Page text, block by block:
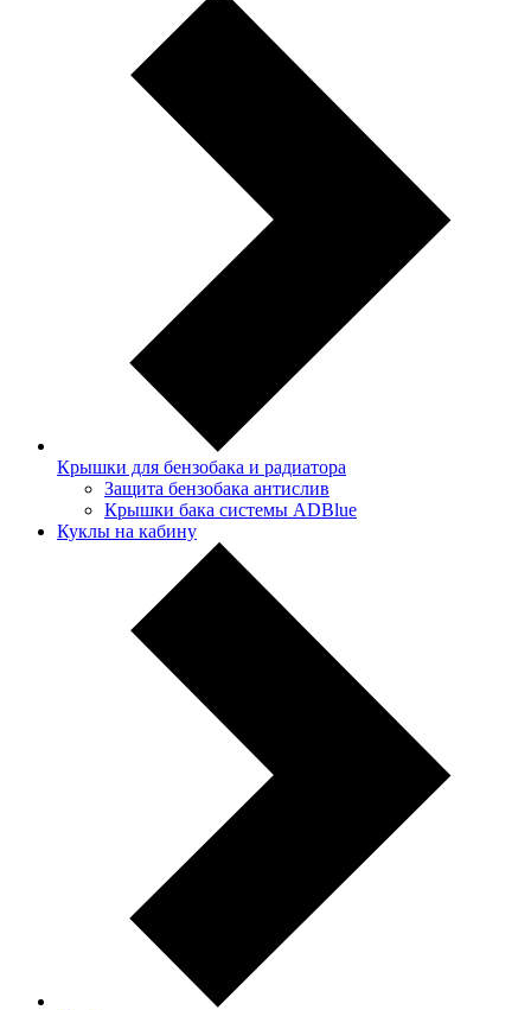
Крышки для бензобака и радиатора
Защита бензобака антислив
Крышки бака системы ADBlue
Куклы на кабину